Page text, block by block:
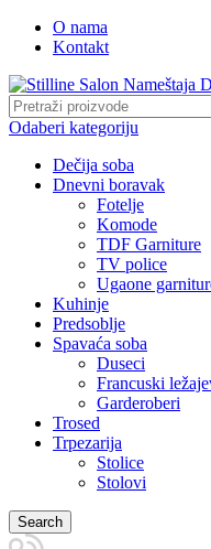
O nama
Kontakt
Odaberi kategoriju
Dečija soba
Dnevni boravak
Fotelje
Komode
TDF Garniture
TV police
Ugaone
Kuhinje
Predsoblje
Spavaća soba
Duseci
Francuski
Garderoberi
Trosed
Trpezarija
Stolice
Stolovi
Search